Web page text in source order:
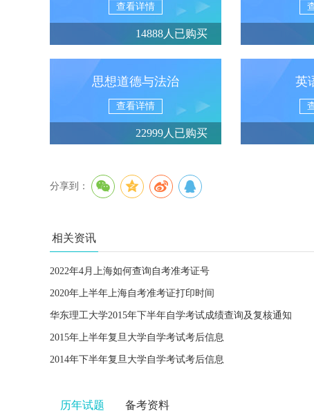
查看详情
14888人已购买
思想道德与法治
查看详情
22999人已购买
英
分享到：
相关资讯
2022年4月上海如何查询自考准考证号
2020年上半年上海自考准考证打印时间
华东理工大学2015年下半年自学考试成绩查询及复核通知
2015年上半年复旦大学自学考试考后信息
2014年下半年复旦大学自学考试考后信息
历年试题 备考资料